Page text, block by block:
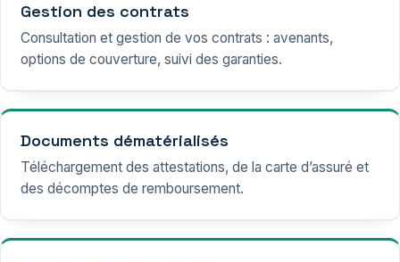
Gestion des contrats
Consultation et gestion de vos contrats : avenants,
options de couverture, suivi des garanties.
Documents dématérialisés
Téléchargement des attestations, de la carte d’assuré et
des décomptes de remboursement.